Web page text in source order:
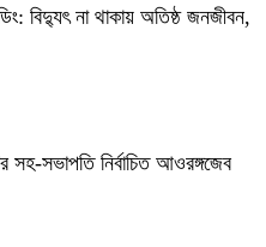
বিদ্যুৎ না থাকায় অতিষ্ঠ জনজীবন,
সহ-সভাপতি নির্বাচিত আওরঙ্গজেব